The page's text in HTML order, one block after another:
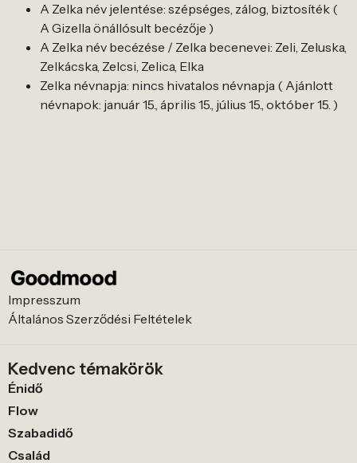
A Zelka név jelentése: szépséges, zálog, biztosíték (
A Gizella önállósult becézője )
A Zelka név becézése / Zelka becenevei: Zeli, Zeluska,
Zelkácska, Zelcsi, Zelica, Elka
Zelka névnapja: nincs hivatalos névnapja ( Ajánlott
névnapok: január 15., április 15., július 15., október 15. )
Impresszum
Általános Szerződési Feltételek
Kedvenc témakörök
Énidő
Flow
Szabadidő
Család